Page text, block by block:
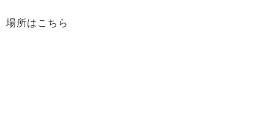
場所はこちら